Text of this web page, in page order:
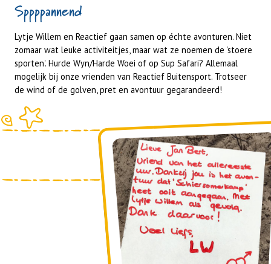
Sppppannend
Lytje Willem en Reactief gaan samen op échte avonturen. Niet
zomaar wat leuke activiteitjes, maar wat ze noemen de 'stoere
sporten'. Hurde Wyn/Harde Woei of op Sup Safari? Allemaal
mogelijk bij onze vrienden van Reactief Buitensport. Trotseer
de wind of de golven, pret en avontuur gegarandeerd!